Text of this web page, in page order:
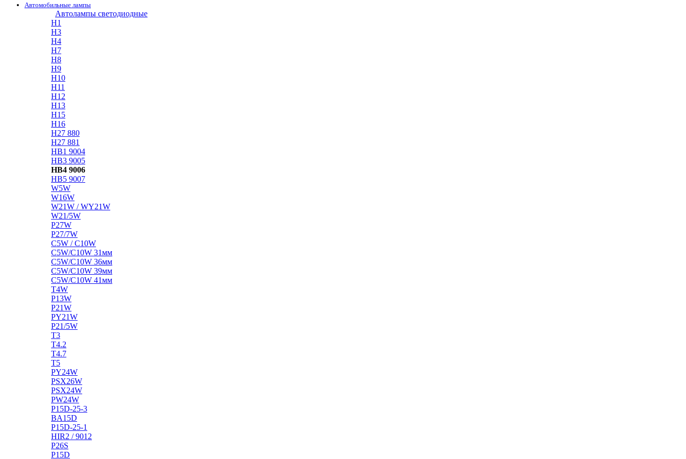
Автомобильные лампы
Автолампы светодиодные
H1
H3
H4
H7
H8
H9
H10
H11
H12
H13
H15
H16
H27 880
H27 881
HB1 9004
HB3 9005
HB4 9006
HB5 9007
W5W
W16W
W21W / WY21W
W21/5W
P27W
P27/7W
C5W / C10W
C5W/C10W 31мм
C5W/C10W 36мм
C5W/C10W 39мм
C5W/C10W 41мм
T4W
P13W
P21W
PY21W
P21/5W
T3
T4.2
T4.7
T5
PY24W
PSX26W
PSX24W
PW24W
P15D-25-3
BA15D
P15D-25-1
HIR2 / 9012
P26S
P15D